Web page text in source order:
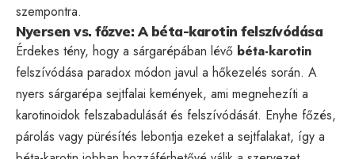
szempontra.
Nyersen vs. főzve: A béta-karotin felszívódása
Érdekes tény, hogy a sárgarépában lévő béta-karotin
felszívódása paradox módon javul a hőkezelés során. A
nyers sárgarépa sejtfalai kemények, ami megnehezíti a
karotinoidok felszabadulását és felszívódását. Enyhe főzés,
párolás vagy pürésítés lebontja ezeket a sejtfalakat, így a